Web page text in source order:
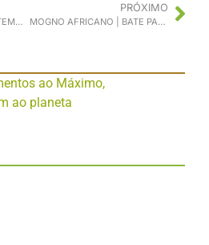
MOGNO AFRICANO | SISTEMAS DE PRODUÇÃO DE MUDAS
PRÓXIMO
MOGNO AFRICANO | BATE PAPO COM RILTON FERNANDES
ao Máximo,
ao planeta